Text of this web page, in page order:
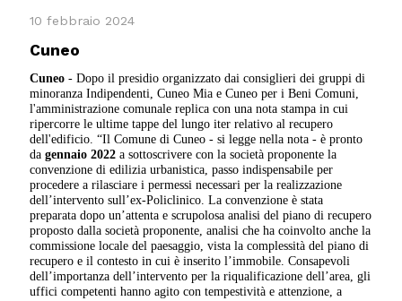
10 febbraio 2024
Cuneo
Cuneo- Dopo il presidio organizzato dai consiglieri dei gruppi di
minoranza Indipendenti, Cuneo Mia e Cuneo per i Beni Comuni,
l'amministrazione comunale replica con una nota stampa in cui
ripercorre le ultime tappe del lungo iter relativo al recupero
dell'edificio. “Il Comune di Cuneo - si legge nella nota - è pronto
dagennaio 2022 a sottoscrivere con la società proponente la
convenzione di edilizia urbanistica, passo indispensabile per
procedere a rilasciare i permessi necessari per la realizzazione
dell’intervento sull’ex-Policlinico. La convenzione è stata
preparata dopo un’attenta e scrupolosa analisi del piano di recupero
proposto dalla società proponente, analisi che ha coinvolto anche la
commissione locale del paesaggio, vista la complessità del piano di
recupero e il contesto in cui è inserito l’immobile. Consapevoli
dell’importanza dell’intervento per la riqualificazione dell’area, gli
uffici competenti hanno agito con tempestività e attenzione, a